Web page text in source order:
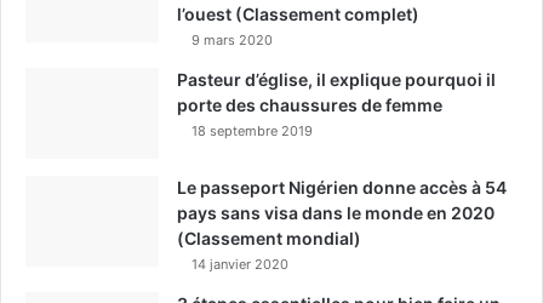
l’ouest (Classement complet)
9 mars 2020
Pasteur d’église, il explique pourquoi il
porte des chaussures de femme
18 septembre 2019
Le passeport Nigérien donne accès à 54
pays sans visa dans le monde en 2020
(Classement mondial)
14 janvier 2020